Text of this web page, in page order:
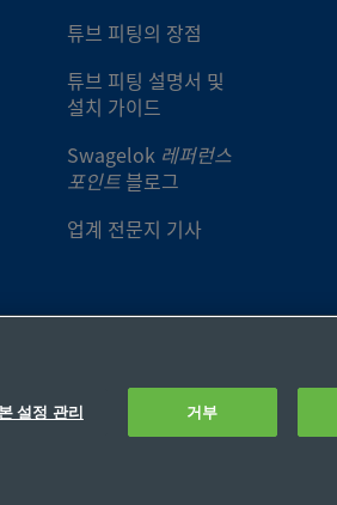
튜브 피팅의 장점
튜브 피팅 설명서 및
설치 가이드
Swagelok 레퍼런스
포인트 블로그
업계 전문지 기사
개인정보 판매 또는 공유 금지 요청
설정 관리 거부